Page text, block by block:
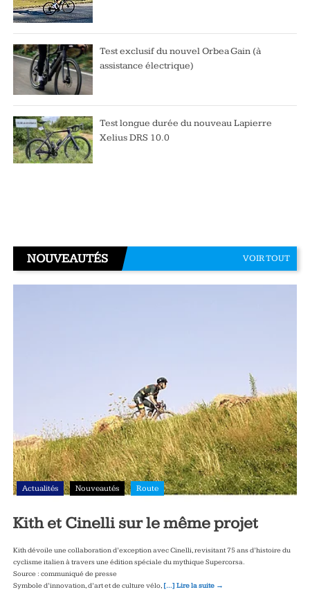
Test exclusif du nouvel Orbea Gain (à
assistance électrique)
Test longue durée du nouveau Lapierre
Xelius DRS 10.0
NOUVEAUTÉS VOIR TOUT
Actualités Nouveautés Route
Kith et Cinelli sur le même projet
Kith dévoile une collaboration d’exception avec Cinelli, revisitant 75 ans d’histoire du
cyclisme italien à travers une édition spéciale du mythique Supercorsa.
Source : communiqué de presse
Symbole d’innovation, d’art et de culture vélo, […] Lire la suite →